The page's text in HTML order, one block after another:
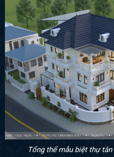
Tổng thể mẫu biệt thự